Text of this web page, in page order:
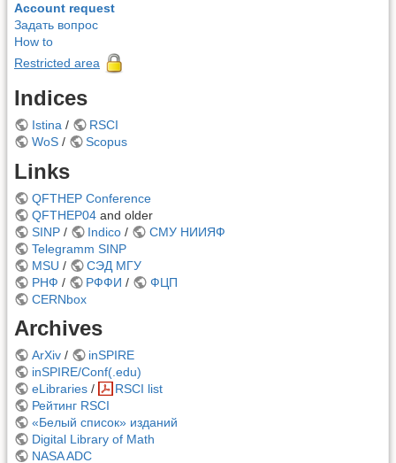
Account request
Задать вопрос
How to
Restricted area
Indices
Istina /
RSCI
WoS/ Scopus
Links
QFTHEP Conference
QFTHEP04and older
SINP/ Indico /
СМУ НИИЯФ
Telegramm SINP
MSU /
СЭД МГУ
РНФ / РФФИ /
ФЦП
CERNbox
Archives
ArXiv/
inSPIRE
inSPIRE/Conf(.edu)
eLibraries/
RSCI list
Рейтинг RSCI
«Белый список» изданий
Digital Library of Math
NASA ADC